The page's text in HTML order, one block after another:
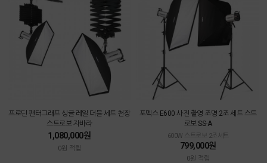
프로딘 팬터그래프 싱글 레일 더블 세트 천장
스트로보 자바라
1,080,000원
0원 적립
포멕스 E600 사진 촬영 조명 2조 세트 스트
로보 SS-A
600W 스트로보 2조세트
799,000원
0원 적립